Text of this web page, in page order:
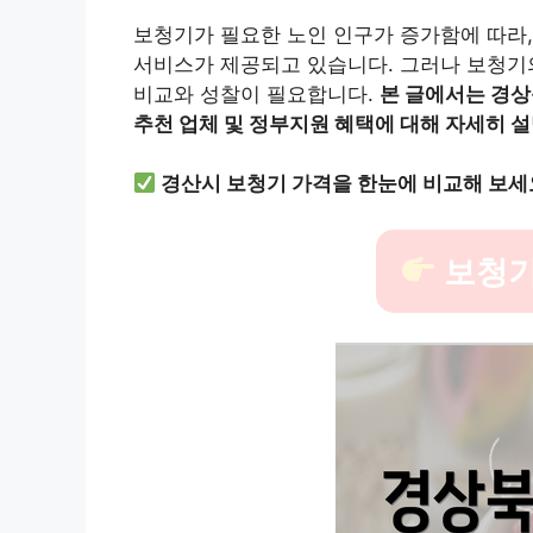
보청기가 필요한 노인 인구가 증가함에 따
서비스가 제공되고 있습니다. 그러나 보청
비교와 성찰이 필요합니다. 본 글에서는 경
추천 업체 및 정부지원 혜택에 대해 자세히
경산시 보청기 가격을 한눈에 비교해 보
보청